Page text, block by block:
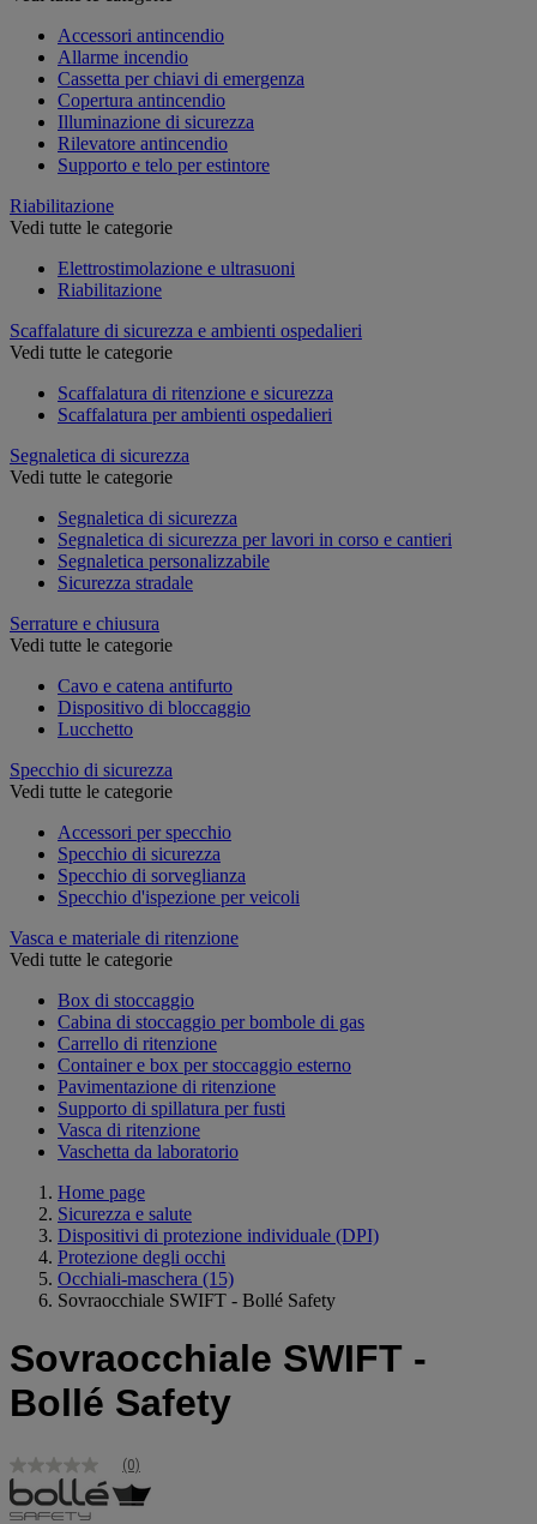
Accessori antincendio
Allarme incendio
Cassetta per chiavi di emergenza
Copertura antincendio
Illuminazione di sicurezza
Rilevatore antincendio
Supporto e telo per estintore
Riabilitazione
Vedi tutte le categorie
Elettrostimolazione e ultrasuoni
Riabilitazione
Scaffalature di sicurezza e ambienti ospedalieri
Vedi tutte le categorie
Scaffalatura di ritenzione e sicurezza
Scaffalatura per ambienti ospedalieri
Segnaletica di sicurezza
Vedi tutte le categorie
Segnaletica di sicurezza
Segnaletica di sicurezza per lavori in corso e cantieri
Segnaletica personalizzabile
Sicurezza stradale
Serrature e chiusura
Vedi tutte le categorie
Cavo e catena antifurto
Dispositivo di bloccaggio
Lucchetto
Specchio di sicurezza
Vedi tutte le categorie
Accessori per specchio
Specchio di sicurezza
Specchio di sorveglianza
Specchio d'ispezione per veicoli
Vasca e materiale di ritenzione
Vedi tutte le categorie
Box di stoccaggio
Cabina di stoccaggio per bombole di gas
Carrello di ritenzione
Container e box per stoccaggio esterno
Pavimentazione di ritenzione
Supporto di spillatura per fusti
Vasca di ritenzione
Vaschetta da laboratorio
Home page
Sicurezza e salute
Dispositivi di protezione individuale (DPI)
Protezione degli occhi
Occhiali-maschera (15)
Sovraocchiale SWIFT - Bollé Safety
Sovraocchiale SWIFT -
Bollé Safety
Nessuna
valutazione
Stesso
(0)